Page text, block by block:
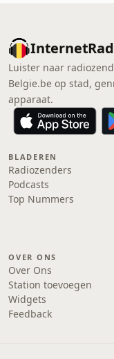
Luister naar
Belgie.be op stad,
apparaat.
BLADEREN
Radiozenders
Podcasts
Top Nummers
OVER ONS
Over Ons
Station toevoegen
Widgets
Feedback